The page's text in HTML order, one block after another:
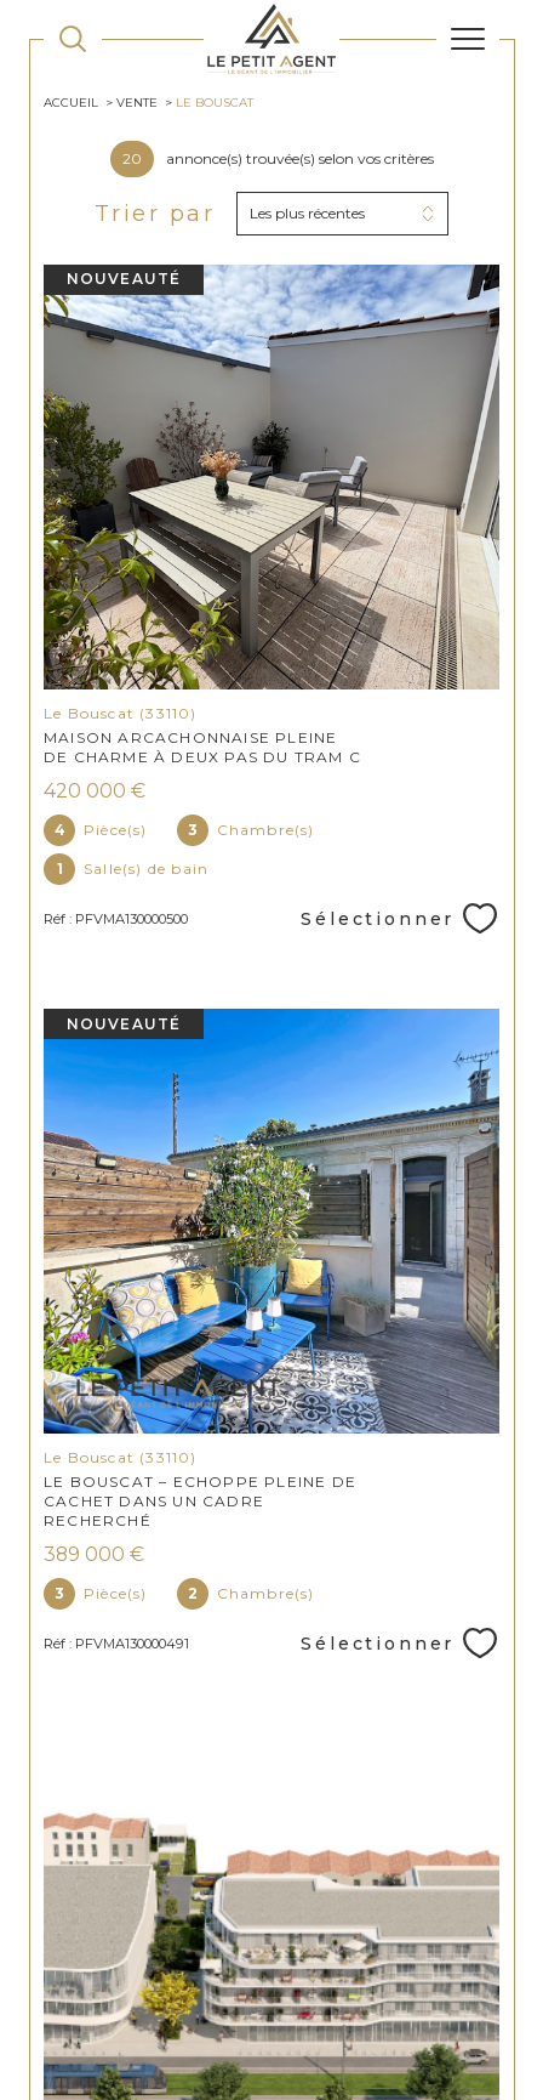
ACCUEIL VENTE LE BOUSCAT
20 annonce(s) trouvée(s) selon vos critères
Trier par Les plus récentes
NOUVEAUTÉ
Le Bouscat (33110)
MAISON ARCACHONNAISE PLEINE
DE CHARME À DEUX PAS DU TRAM C
420 000 €
4 Pièce(s) 3 Chambre(s)
1 Salle(s) de bain
Réf : PFVMA130000500 Sélectionner
NOUVEAUTÉ
Le Bouscat (33110)
LE BOUSCAT – ECHOPPE PLEINE DE
CACHET DANS UN CADRE
RECHERCHÉ
389 000 €
3 Pièce(s) 2 Chambre(s)
Réf : PFVMA130000491 Sélectionner